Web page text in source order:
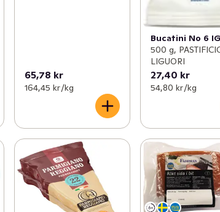
65,78 kr
164,45 kr /kg
Bucatini No 6
500 g,
LIGUORI
27,40 kr
54,80 kr /kg